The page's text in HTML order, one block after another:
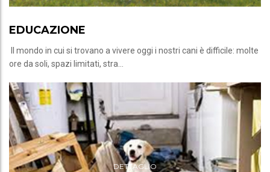
EDUCAZIONE
Il mondo in cui si trovano a vivere oggi i nostri cani è difficile: molte
ore da soli, spazi limitati, stra...
DETTAGLIO